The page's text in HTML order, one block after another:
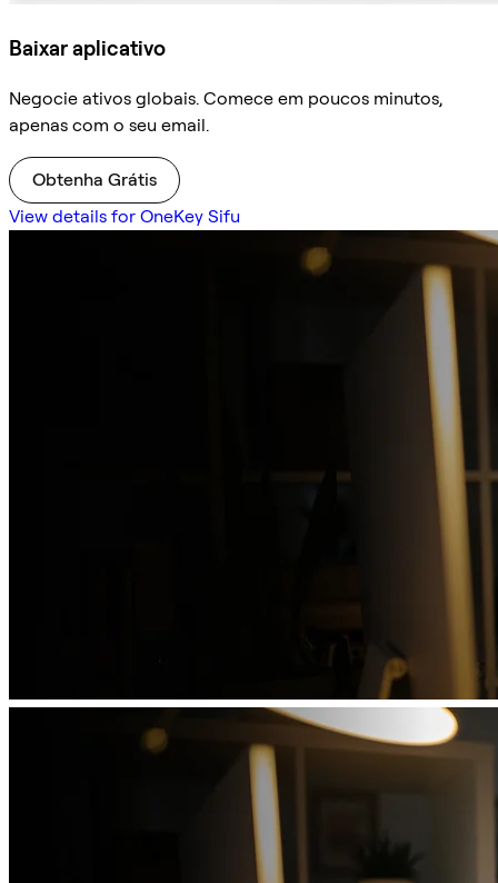
Baixar aplicativo
Negocie ativos globais. Comece em poucos minutos,
apenas com o seu email.
Obtenha Grátis
View details for OneKey Sifu